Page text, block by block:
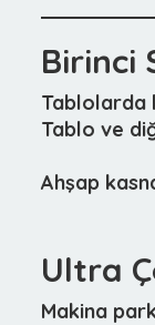
Birinci
Tablolarda
Tablo ve
Ahşap
Ultra
Makina